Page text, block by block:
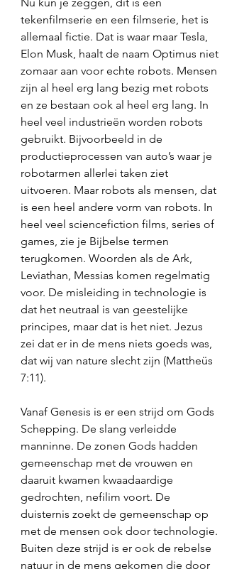
tekenfilmserie en een filmserie, het is
allemaal fictie. Dat is waar maar Tesla,
Elon Musk, haalt de naam Optimus niet
zomaar aan voor echte robots. Mensen
zijn al heel erg lang bezig met robots
en ze bestaan ook al heel erg lang. In
heel veel industrieën worden robots
gebruikt. Bijvoorbeeld in de
productieprocessen van auto’s waar je
robotarmen allerlei taken ziet
uitvoeren. Maar robots als mensen, dat
is een heel andere vorm van robots. In
heel veel sciencefiction films, series of
games, zie je Bijbelse termen
terugkomen. Woorden als de Ark,
Leviathan, Messias komen regelmatig
voor. De misleiding in technologie is
dat het neutraal is van geestelijke
principes, maar dat is het niet. Jezus
zei dat er in de mens niets goeds was,
dat wij van nature slecht zijn (Mattheüs
7:11).
Vanaf Genesis is er een strijd om Gods
Schepping. De slang verleidde
manninne. De zonen Gods hadden
gemeenschap met de vrouwen en
daaruit kwamen kwaadaardige
gedrochten, nefilim voort. De
duisternis zoekt de gemeenschap op
met de mensen ook door technologie.
Buiten deze strijd is er ook de rebelse
natuur in de mens gekomen die door